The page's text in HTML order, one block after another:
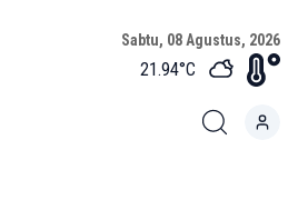
Sabtu, 08 Agustus, 2026
21.94°C